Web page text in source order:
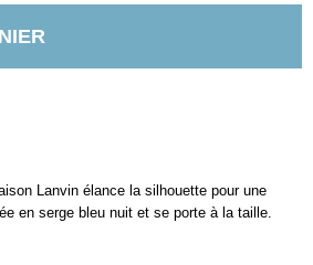
Lanvin élance la silhouette pour une
en serge bleu nuit et se porte à la taille.